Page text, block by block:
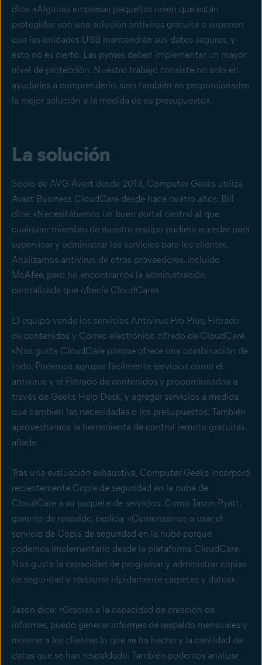
dice. «Algunas empresas pequeñas creen que están
protegidas con una solución antivirus gratuita o suponen
que las unidades USB mantendrán sus datos seguros, y
esto no es cierto. Las pymes deben implementar un mayor
nivel de protección. Nuestro trabajo consiste no solo en
ayudarles a comprenderlo, sino también en proporcionarles
la mejor solución a la medida de su presupuesto».
La solución
Socio de AVG-Avast desde 2013, Computer Geeks utiliza
Avast Business CloudCare desde hace cuatro años. Bill
dice: «Necesitábamos un buen portal central al que
cualquier miembro de nuestro equipo pudiera acceder para
supervisar y administrar los servicios para los clientes.
Analizamos antivirus de otros proveedores, incluido
McAfee, pero no encontramos la administración
centralizada que ofrecía CloudCare».
El equipo vende los servicios Antivirus Pro Plus, Filtrado
de contenidos y Correo electrónico cifrado de CloudCare.
«Nos gusta CloudCare porque ofrece una combinación de
todo. Podemos agrupar fácilmente servicios como el
antivirus y el Filtrado de contenidos y proporcionarlos a
través de Geeks Help Desk, y agregar servicios a medida
que cambien las necesidades o los presupuestos. También
aprovechamos la herramienta de control remoto gratuita»,
añade.
Tras una evaluación exhaustiva, Computer Geeks incorporó
recientemente Copia de seguridad en la nube de
CloudCare a su paquete de servicios. Como Jason Pyatt,
gerente de respaldo, explica: «Comenzamos a usar el
servicio de Copia de seguridad en la nube porque
podemos implementarlo desde la plataforma CloudCare.
Nos gusta la capacidad de programar y administrar copias
de seguridad y restaurar rápidamente carpetas y datos».
Jason dice: «Gracias a la capacidad de creación de
informes, puedo generar informes de respaldo mensuales y
mostrar a los clientes lo que se ha hecho y la cantidad de
datos que se han respaldado. También podemos analizar